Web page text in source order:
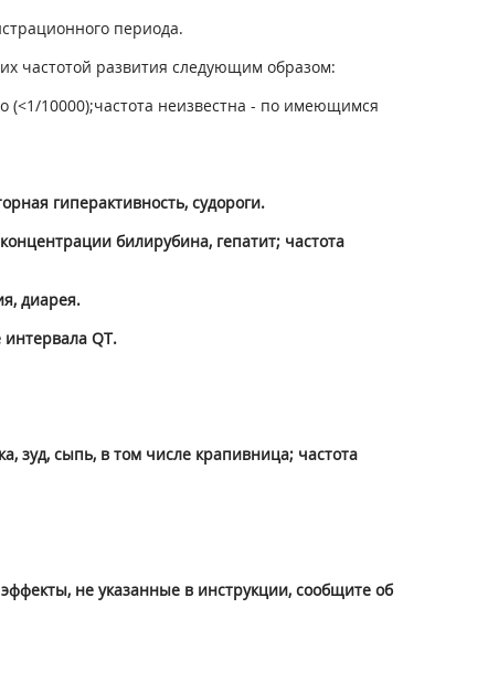
периода.
частотой развития следующим образом:
(<1/10000);частота неизвестна - по имеющимся
гиперактивность, судороги.
билирубина, гепатит; частота
диарея.
QT.
зуд, сыпь, в том числе крапивница; частота
не указанные в инструкции, сообщите об